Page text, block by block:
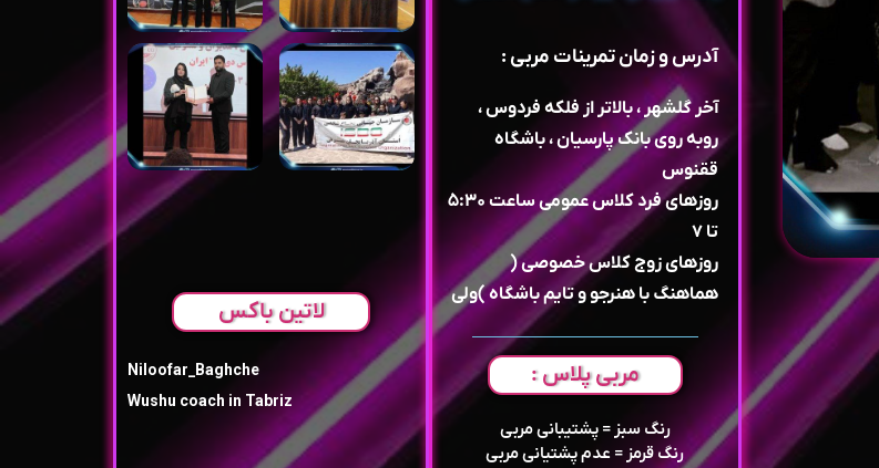
آدرس و زمان تمرینات مربی :
آخر گلشهر ، بالاتر از فلکه فردوس ،
روبه روی بانک پارسیان ، باشگاه
ققنوس
روزهای فرد کلاس عمومی ساعت ۵:۳۰
تا ۷
روزهای زوج کلاس خصوصی (
هماهنگ با هنرجو و تایم باشگاه )ولی
مربی پلاس :
رنگ سبز = پشتیبانی مربی
رنگ قرمز = عدم پشتیانی مربی
لاتین باکس
Niloofar_Baghche
Wushu coach in Tabriz